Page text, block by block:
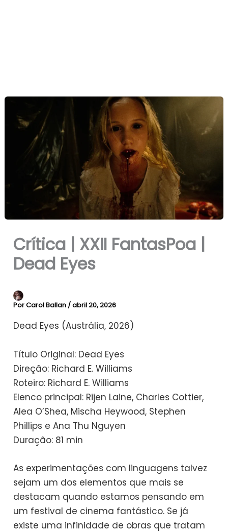
Crítica | XXII FantasPoa |
Dead Eyes
PorCarol Ballan /abril 20, 2026
Dead Eyes (Austrália, 2026)
Título Original: Dead Eyes
Direção: Richard E. Williams
Roteiro: Richard E. Williams
Elenco principal: Rijen Laine, Charles Cottier,
Alea O’Shea, Mischa Heywood, Stephen
Phillips e Ana Thu Nguyen
Duração: 81 min
As experimentações com linguagens talvez
sejam um dos elementos que mais se
destacam quando estamos pensando em
um festival de cinema fantástico. Se já
existe uma infinidade de obras que tratam